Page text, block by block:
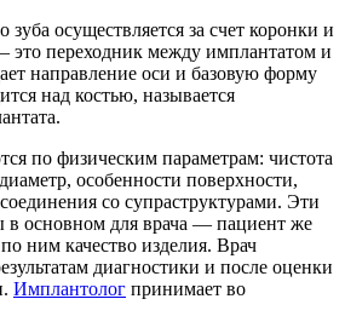
зуба осуществляется за счет коронки и
это переходник между имплантатом и
направление оси и базовую форму
над костью, называется
по физическим параметрам: чистота
особенности поверхности,
со супраструктурами. Эти
в основном для врача — пациент же
ним качество изделия. Врач
диагностики и после оценки
Имплантолог принимает во